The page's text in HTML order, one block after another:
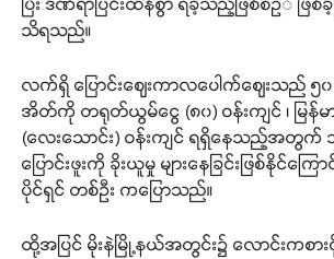
ပြီး ဒဏ်ရာပြင်းထန်စွာ ရခဲ့သည့်ဖြစ်စဥ် ဖြစ်
သိရသည်။
လက်ရှိ ပြောင်းဈေးကာလပေါက်ဈေးသည်
အိတ်ကို တရုတ်ယွမ်ငွေ (၈၀) ဝန်းကျင် ၊ မြန်မ
(လေးသောင်း) ဝန်းကျင် ရရှိနေသည့်အတွက် သူ
ပြောင်းဖူးကို ခိုးယူမှု များနေခြင်းဖြစ်နိုင်ကြေ
ပိုင်ရှင် တစ်ဦး ကပြောသည်။
ထို့အပြင် မိုးနဲမြို့နယ်အတွင်း၌ လောင်းကစားဝို